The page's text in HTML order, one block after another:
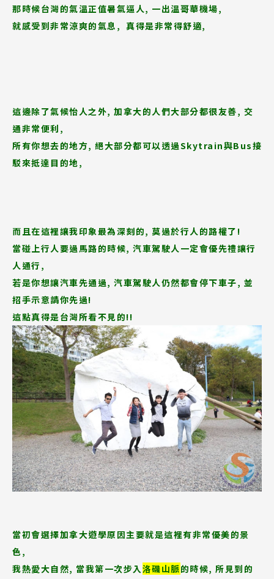
那時候台灣的氣溫正值暑氣逼人, 一出溫哥華機場,
就感受到非常涼爽的氣息, 真得是非常得舒適,
這邊除了氣候怡人之外, 加拿大的人們大部分都很友善, 交
通非常便利,
所有你想去的地方, 絕大部分都可以透過Skytrain與Bus接
駁來抵達目的地,
而且在這裡讓我印象最為深刻的, 莫過於行人的路權了!
當碰上行人要過馬路的時候, 汽車駕駛人一定會優先禮讓行
人通行,
若是你想讓汽車先通過, 汽車駕駛人仍然都會停下車子, 並
招手示意請你先過!
這點真得是台灣所看不見的!!
當初會選擇加拿大遊學原因主要就是這裡有非常優美的景
色,
我熱愛大自然, 當我第一次步入洛磯山脈的時候, 所見到的